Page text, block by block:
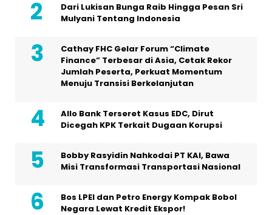
Dari Lukisan Bunga Raib Hingga Pesan Sri
Mulyani Tentang Indonesia
Cathay FHC Gelar Forum “Climate
Finance” Terbesar di Asia, Cetak Rekor
Jumlah Peserta, Perkuat Momentum
Menuju Transisi Berkelanjutan
Allo Bank Terseret Kasus EDC, Dirut
Dicegah KPK Terkait Dugaan Korupsi
Bobby Rasyidin Nahkodai PT KAI, Bawa
Misi Transformasi Transportasi Nasional
Bos LPEI dan Petro Energy Kompak Bobol
Negara Lewat Kredit Ekspor!